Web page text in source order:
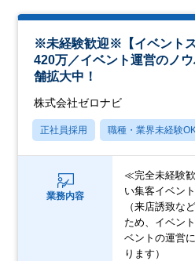
※未経験歓迎※【イベント
420万／イベント運営のノ
舗拡大中！
株式会社ゼロナビ
正社員採用 職種・業界未経験
業務内容
≪完全未経験
い集客イベン
（来店誘致な
ため、イベン
ベントの運営
ります）